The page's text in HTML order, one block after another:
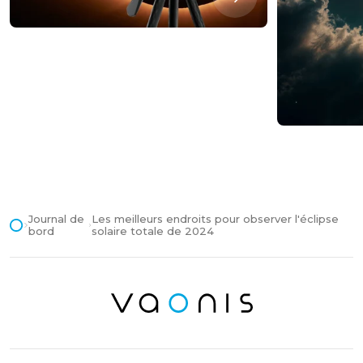
Journal de
bord
Les meilleurs endroits pour observer l'éclipse
solaire totale de 2024